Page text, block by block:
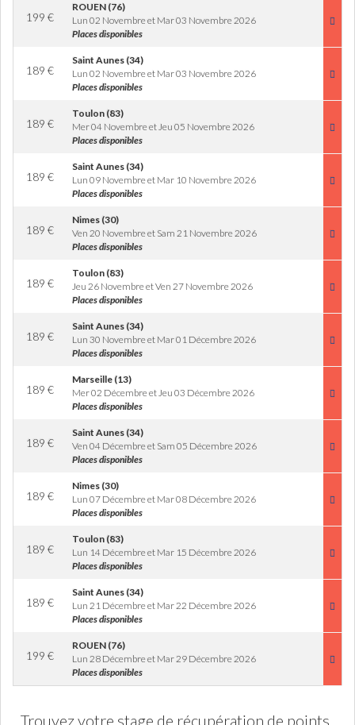
199 €
ROUEN (76)
Lun 02 Novembre et Mar 03 Novembre 2026
Places disponibles
189 €
Saint Aunes (34)
Lun 02 Novembre et Mar 03 Novembre 2026
Places disponibles
189 €
Toulon (83)
Mer 04 Novembre et Jeu 05 Novembre 2026
Places disponibles
189 €
Saint Aunes (34)
Lun 09 Novembre et Mar 10 Novembre 2026
Places disponibles
189 €
Nimes (30)
Ven 20 Novembre et Sam 21 Novembre 2026
Places disponibles
189 €
Toulon (83)
Jeu 26 Novembre et Ven 27 Novembre 2026
Places disponibles
189 €
Saint Aunes (34)
Lun 30 Novembre et Mar 01 Décembre 2026
Places disponibles
189 €
Marseille (13)
Mer 02 Décembre et Jeu 03 Décembre 2026
Places disponibles
189 €
Saint Aunes (34)
Ven 04 Décembre et Sam 05 Décembre 2026
Places disponibles
189 €
Nimes (30)
Lun 07 Décembre et Mar 08 Décembre 2026
Places disponibles
189 €
Toulon (83)
Lun 14 Décembre et Mar 15 Décembre 2026
Places disponibles
189 €
Saint Aunes (34)
Lun 21 Décembre et Mar 22 Décembre 2026
Places disponibles
199 €
ROUEN (76)
Lun 28 Décembre et Mar 29 Décembre 2026
Places disponibles
Trouvez votre stage de récupération de points